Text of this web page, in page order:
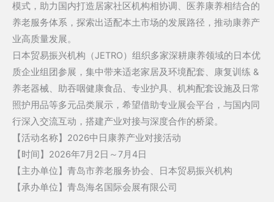
模式，助力国内打造居家社区机构相协调、医养康养相结合的
养老服务体系，探索出适配本土市场的发展路径，推动康养产
业高质量发展。
日本贸易振兴机构（JETRO）组织多家深耕康养领域的日本优
质企业组团参展，集中带来适老家居及环境配套、康复训练 &
养老器械、助吞咽健康食品、专业护具、机构配套设施及日常
照护用品等多元品类展示，希望借助专业展会平台，与国内同
行深入交流互动，搭建产业对接与深度合作的桥梁。
【活动名称】2026中日康养产业对接活动
【时间】2026年7月2日～7月4日
【主办单位】 青岛市养老服务协会、
日本贸易振兴机构
【承办单位】青岛海名国际会展有限公司